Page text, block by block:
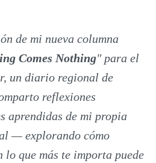
de mi nueva columna
Comes Nothing" para el
un diario regional de
reflexiones
aprendidas de mi propia
— explorando cómo
que más te importa puede